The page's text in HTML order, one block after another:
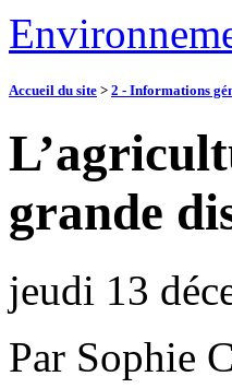
Accueil du site > 2 - Informations
grande
jeudi 13
Par Sophie